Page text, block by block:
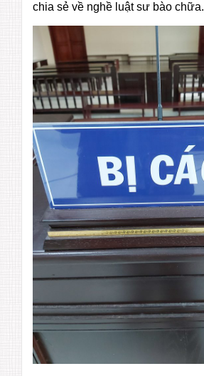
chia sẻ về nghề luật sư bào chữa.